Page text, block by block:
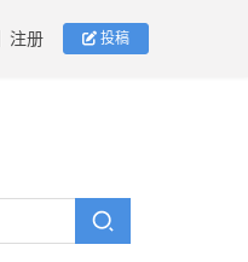
注册 投稿